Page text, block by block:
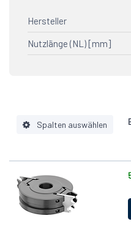
Hersteller
AGEFA
Nutzlänge (NL) [mm]
Spalten auswählen
Ausführung
Durchmesser (D) [mm]
Schnittbreite, Breite (B)